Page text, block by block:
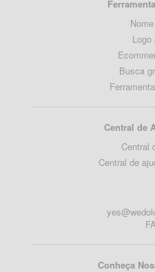
Logo
Busca
Central de
Central
Central de
Conheça